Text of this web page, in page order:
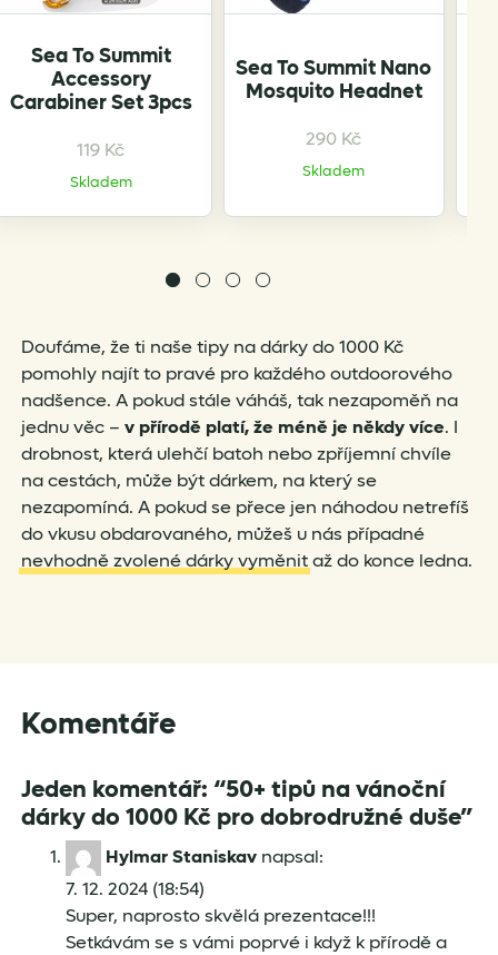
Sea To Summit
Accessory
Carabiner Set 3pcs
119 Kč
Skladem
Sea To Summit Nano
Mosquito Headnet
290 Kč
Skladem
Doufáme, že ti naše tipy na dárky do 1000 Kč
pomohly najít to pravé pro každého outdoorového
nadšence. A pokud stále váháš, tak nezapoměň na
jednu věc – v přírodě platí, že méně je někdy více. I
drobnost, která ulehčí batoh nebo zpříjemní chvíle
na cestách, může být dárkem, na který se
nezapomíná. A pokud se přece jen náhodou netrefíš
do vkusu obdarovaného, můžeš u nás případné
nevhodně zvolené dárky vyměnitaž do konce ledna.
Komentáře
Jeden komentář: “50+ tipů na vánoční
dárky do 1000 Kč pro dobrodružné duše”
Hylmar Staniskav napsal:
7. 12. 2024 (18:54)
Super, naprosto skvělá prezentace!!!
Setkávám se s vámi poprvé i když k přírodě a